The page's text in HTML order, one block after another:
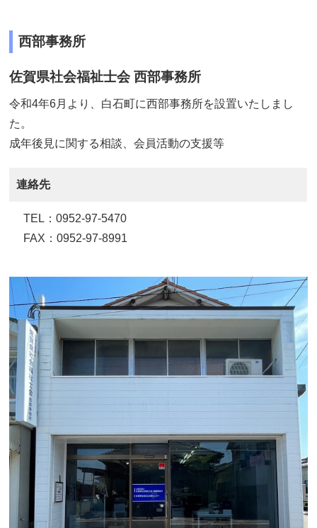
西部事務所
佐賀県社会福祉士会 西部事務所
令和4年6月より、白石町に西部事務所を設置いたしまし
た。
成年後見に関する相談、会員活動の支援等
連絡先
TEL：0952-97-5470
FAX：0952-97-8991